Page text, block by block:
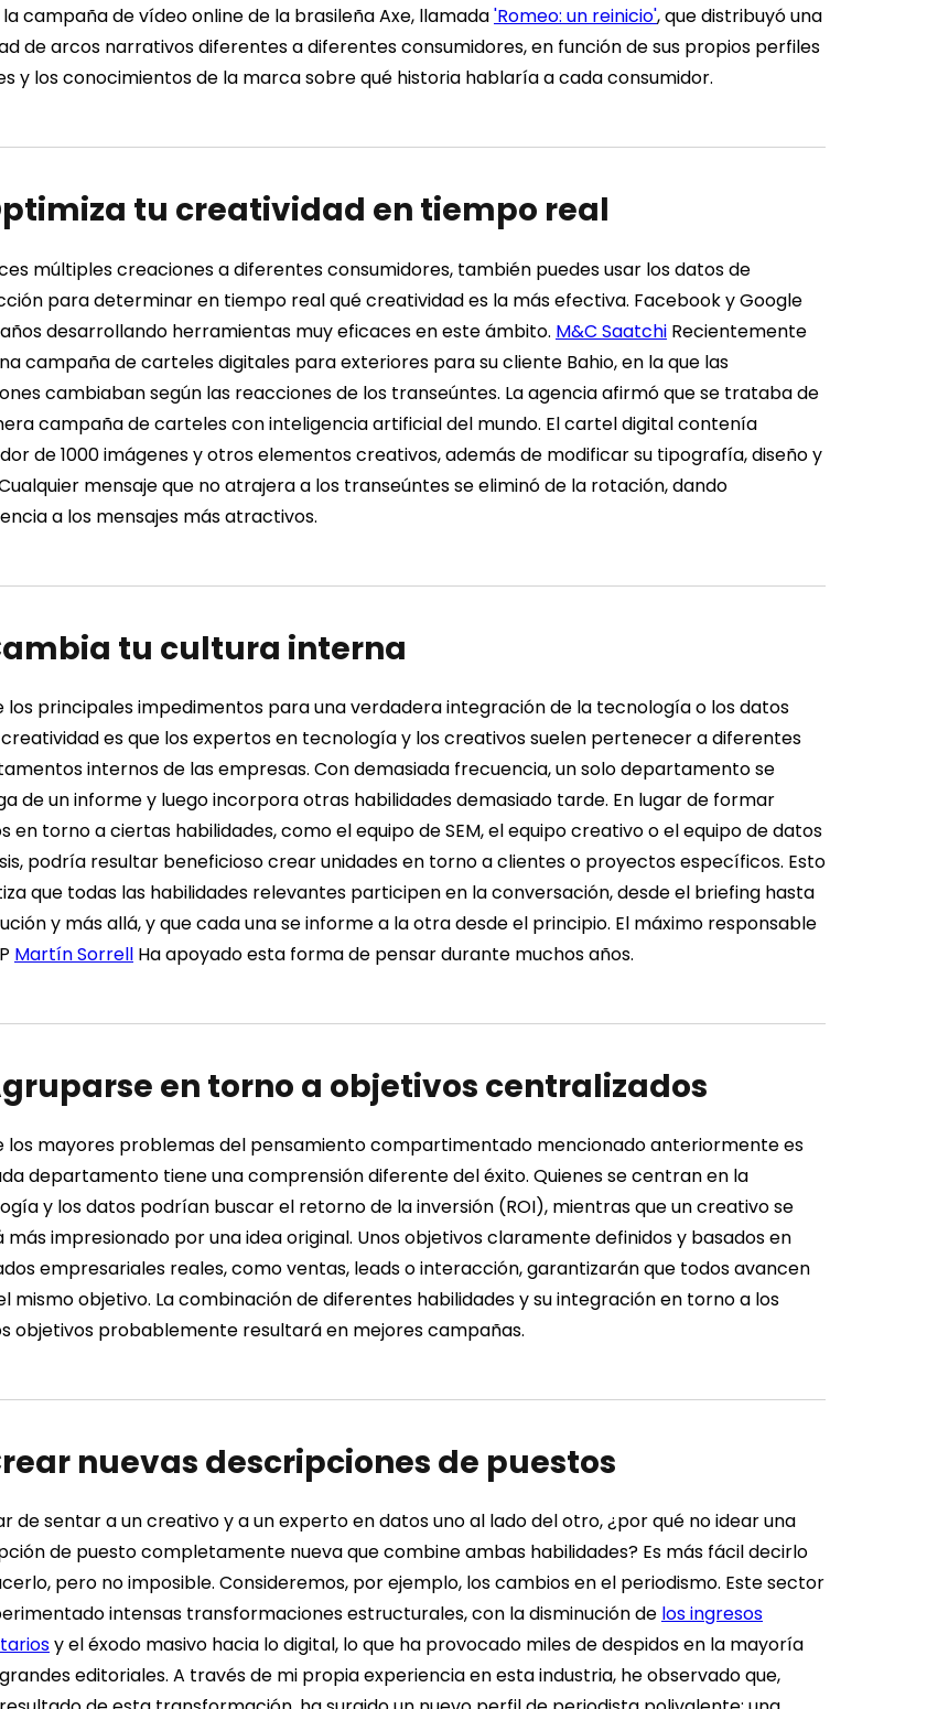
campaña de vídeo online de la brasileña Axe, llamada'Romeo: un reinicio', que distribuyó una
de arcos narrativos diferentes a diferentes consumidores, en función de sus propios perfiles
y los conocimientos de la marca sobre qué historia hablaría a cada consumidor.
tu creatividad en tiempo real
múltiples creaciones a diferentes consumidores, también puedes usar los datos de
para determinar en tiempo real qué creatividad es la más efectiva. Facebook y Google
desarrollando herramientas muy eficaces en este ámbito. M&C Saatchi Recientemente
campaña de carteles digitales para exteriores para su cliente Bahio, en la que las
cambiaban según las reacciones de los transeúntes. La agencia afirmó que se trataba de
campaña de carteles con inteligencia artificial del mundo. El cartel digital contenía
de 1000 imágenes y otros elementos creativos, además de modificar su tipografía, diseño y
mensaje que no atrajera a los transeúntes se eliminó de la rotación, dando
a los mensajes más atractivos.
tu cultura interna
los principales impedimentos para una verdadera integración de la tecnología o los datos
es que los expertos en tecnología y los creativos suelen pertenecer a diferentes
internos de las empresas. Con demasiada frecuencia, un solo departamento se
de un informe y luego incorpora otras habilidades demasiado tarde. En lugar de formar
en torno a ciertas habilidades, como el equipo de SEM, el equipo creativo o el equipo de datos
podría resultar beneficioso crear unidades en torno a clientes o proyectos específicos. Esto
que todas las habilidades relevantes participen en la conversación, desde el briefing hasta
y más allá, y que cada una se informe a la otra desde el principio. El máximo responsable
Martín Sorrell Ha apoyado esta forma de pensar durante muchos años.
en torno a objetivos centralizados
los mayores problemas del pensamiento compartimentado mencionado anteriormente es
departamento tiene una comprensión diferente del éxito. Quienes se centran en la
y los datos podrían buscar el retorno de la inversión (ROI), mientras que un creativo se
más impresionado por una idea original. Unos objetivos claramente definidos y basados ​​en
empresariales reales, como ventas, leads o interacción, garantizarán que todos avancen
mismo objetivo. La combinación de diferentes habilidades y su integración en torno a los
objetivos probablemente resultará en mejores campañas.
nuevas descripciones de puestos
de sentar a un creativo y a un experto en datos uno al lado del otro, ¿por qué no idear una
de puesto completamente nueva que combine ambas habilidades? Es más fácil decirlo
pero no imposible. Consideremos, por ejemplo, los cambios en el periodismo. Este sector
intensas transformaciones estructurales, con la disminución de los ingresos
y el éxodo masivo hacia lo digital, lo que ha provocado miles de despidos en la mayoría
editoriales. A través de mi propia experiencia en esta industria, he observado que,